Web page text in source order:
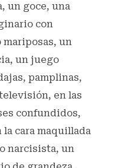
un goce, una
con
mariposas, un
un juego
pamplinas,
en las
confundidos,
cara maquillada
narcisista, un